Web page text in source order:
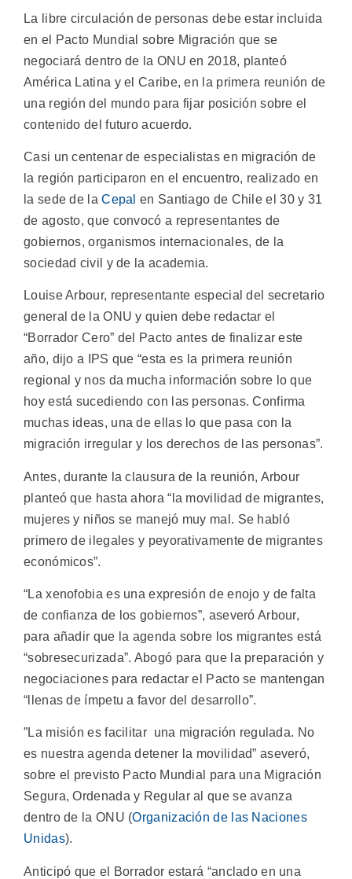
La libre circulación de personas debe estar incluida
en el Pacto Mundial sobre Migración que se
negociará dentro de la ONU en 2018, planteó
América Latina y el Caribe, en la primera reunión de
una región del mundo para fijar posición sobre el
contenido del futuro acuerdo.
Casi un centenar de especialistas en migración de
la región participaron en el encuentro, realizado en
la sede de laCepal en Santiago de Chile el 30 y 31
de agosto, que convocó a representantes de
gobiernos, organismos internacionales, de la
sociedad civil y de la academia.
Louise Arbour, representante especial del secretario
general de la ONU y quien debe redactar el
“Borrador Cero” del Pacto antes de finalizar este
año, dijo a IPS que “esta es la primera reunión
regional y nos da mucha información sobre lo que
hoy está sucediendo con las personas. Confirma
muchas ideas, una de ellas lo que pasa con la
migración irregular y los derechos de las personas”.
Antes, durante la clausura de la reunión, Arbour
planteó que hasta ahora “la movilidad de migrantes,
mujeres y niños se manejó muy mal. Se habló
primero de ilegales y peyorativamente de migrantes
económicos”.
“La xenofobia es una expresión de enojo y de falta
de confianza de los gobiernos”, aseveró Arbour,
para añadir que la agenda sobre los migrantes está
“sobresecurizada”. Abogó para que la preparación y
negociaciones para redactar el Pacto se mantengan
“llenas de ímpetu a favor del desarrollo”.
”La misión es facilitar una migración regulada. No
es nuestra agenda detener la movilidad” aseveró,
sobre el previsto Pacto Mundial para una Migración
Segura, Ordenada y Regular al que se avanza
dentro de la ONU (Organización de las Naciones
Unidas).
Anticipó que el Borrador estará “anclado en una